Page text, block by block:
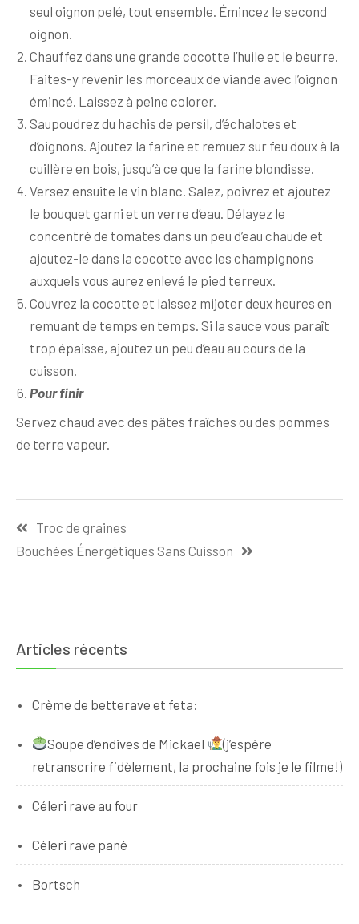
seul oignon pelé, tout ensemble. Émincez le second
oignon.
Chauffez dans une grande cocotte l’huile et le beurre.
Faites-y revenir les morceaux de viande avec l’oignon
émincé. Laissez à peine colorer.
Saupoudrez du hachis de persil, d’échalotes et
d’oignons. Ajoutez la farine et remuez sur feu doux à la
cuillère en bois, jusqu’à ce que la farine blondisse.
Versez ensuite le vin blanc. Salez, poivrez et ajoutez
le bouquet garni et un verre d’eau. Délayez le
concentré de tomates dans un peu d’eau chaude et
ajoutez-le dans la cocotte avec les champignons
auxquels vous aurez enlevé le pied terreux.
Couvrez la cocotte et laissez mijoter deux heures en
remuant de temps en temps. Si la sauce vous paraît
trop épaisse, ajoutez un peu d’eau au cours de la
cuisson.
Pour finir
Servez chaud avec des pâtes fraîches ou des pommes
de terre vapeur.
Troc de graines
Bouchées Énergétiques Sans Cuisson
Articles récents
Crème de betterave et feta:
Soupe d’endives de Mickael
(j’espère
retranscrire fidèlement, la prochaine fois je le filme!)
Céleri rave au four
Céleri rave pané
Bortsch